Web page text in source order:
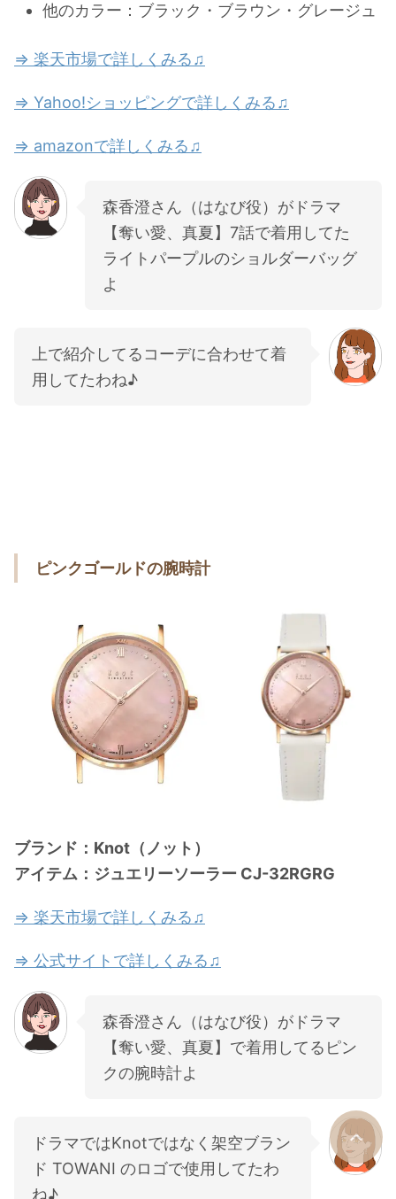
他のカラー：ブラック・ブラウン・グレージュ
⇒ 楽天市場で詳しくみる♫
⇒ Yahoo!ショッピングで詳しくみる♫
⇒ amazonで詳しくみる♫
森香澄さん（はなび役）がドラマ
【奪い愛、真夏】7話で着用してた
ライトパープルのショルダーバッグ
よ
上で紹介してるコーデに合わせて着
用してたわね♪
ピンクゴールドの腕時計
ブランド：Knot（ノット）
アイテム：ジュエリーソーラー CJ-32RGRG
⇒ 楽天市場で詳しくみる♫
⇒ 公式サイトで詳しくみる♫
森香澄さん（はなび役）がドラマ
【奪い愛、真夏】で着用してるピン
クの腕時計よ
ドラマではKnotではなく架空ブラン
ド TOWANI のロゴで使用してたわ
ね♪